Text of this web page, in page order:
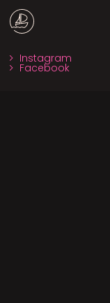
Instagram
Facebook